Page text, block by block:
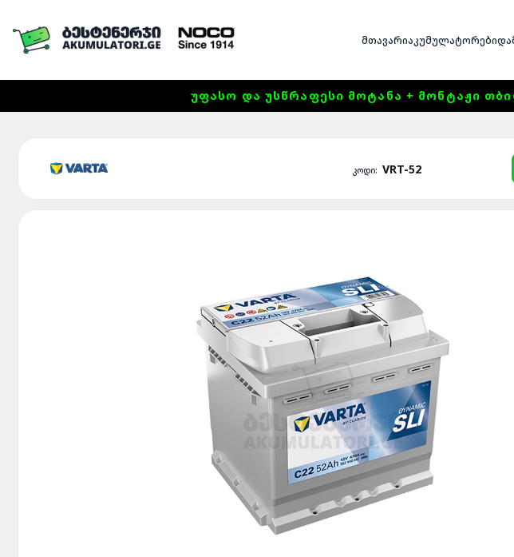
ᲛᲗᲐᲕᲐᲠᲘᲐᲙᲣᲛᲣᲚᲐᲢᲝᲠᲔᲑᲘ
ᲣᲤᲐᲡᲝ ᲓᲐ ᲣᲡᲬᲠᲐᲤᲔᲡᲘ ᲛᲝᲢᲐᲜᲐ + ᲛᲝᲜᲢᲐᲟᲘ
კოდი: VRT-52